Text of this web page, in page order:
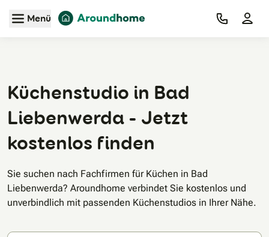
Zum Hauptinhalt
Menü
Küchenstudio in Bad
Liebenwerda - Jetzt
kostenlos finden
Sie suchen nach Fachfirmen für Küchen in Bad
Liebenwerda? Aroundhome verbindet Sie kostenlos und
unverbindlich mit passenden Küchenstudios in Ihrer Nähe.